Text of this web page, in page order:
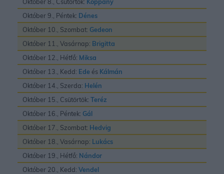
Október 9., Péntek: Dénes
Október 10., Szombat: Gedeon
Október 11., Vasárnap: Brigitta
Október 12., Hétfő: Miksa
Október 13., Kedd: Ede és Kálmán
Október 14., Szerda: Helén
Október 15., Csütörtök: Teréz
Október 16., Péntek: Gál
Október 17., Szombat: Hedvig
Október 18., Vasárnap: Lukács
Október 19., Hétfő: Nándor
Október 20., Kedd: Vendel